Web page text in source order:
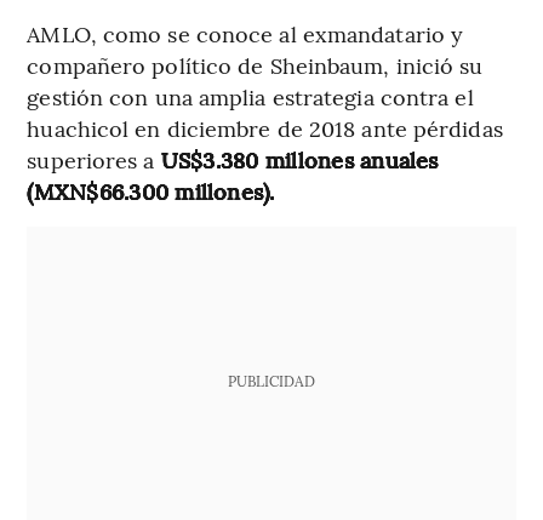
AMLO, como se conoce al exmandatario y
compañero político de Sheinbaum, inició su
gestión con una amplia estrategia contra el
huachicol en diciembre de 2018 ante pérdidas
superiores a US$3.380 millones anuales
(MXN$66.300 millones).
PUBLICIDAD